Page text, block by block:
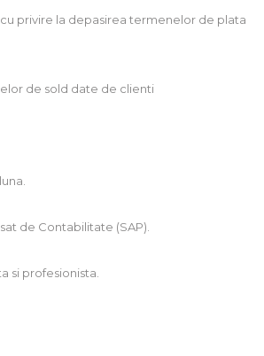
privire la depasirea termenelor de plata
de sold date de clienti
de Contabilitate (SAP).
si profesionista.